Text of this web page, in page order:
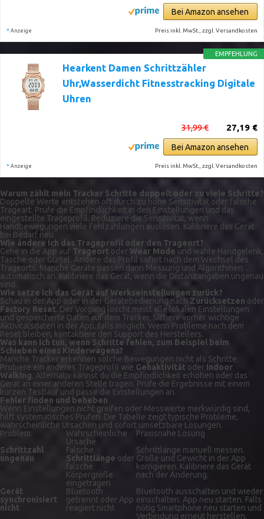
Bei Amazon ansehen
* Anzeige Preis inkl. MwSt., zzgl. Versandkosten
EMPFEHLUNG
Hearkent Damen Schrittzähler
Uhr,Wasserdicht Fitnesstracking Digitale
Uhren
27,19 €
31,99 €
Bei Amazon ansehen
* Anzeige Preis inkl. MwSt., zzgl. Versandkosten
Warum zählt mein Tracker Schritte doppelt oder zu viele Schritte?
Doppelte Werte entstehen oft durch zu hohe Sensitivität oder falsche
Trageart. Prüfe die Empfindlichkeit in den Einstellungen und das
eingestellte Trageprofil. Reduziere die Sensitivität, wenn
Handbewegungen viele Fehlzählungen auslösen. Kalibriere das Gerät
bei Bedarf neu.
Wie ändere ich das Trageprofil oder den Trageort?
Gehe in die App auf Trageort oder Wear Mode und wähle Handgelenk,
Tasche oder Gürtel. Ändere das Profil sofort nach dem Wechsel des
Trageorts. Manche Geräte passen dann Messung und Algorithmen
automatisch an. Kalibriere das Gerät, wenn die Distanzangaben ungenau
sind.
Wie setze ich das Gerät auf Werkseinstellungen zurück?
Schau in der App oder in der Gerätebedienung nach Zurücksetzen oder
Factory Reset. Der Vorgang löscht meist alle lokalen Einstellungen
und gespeicherte Daten auf dem Tracker. Sichere vorher wichtige
Aktivitätsdaten in der App, falls möglich. Wenn Probleme nach dem
Reset bleiben, kontaktiere den Support des Herstellers.
Was kann ich tun, wenn Schritte fehlen, zum Beispiel beim
Schieben eines Kinderwagens?
Manche Tracker erkennen solche Bewegungen nicht als Schritte.
Probiere ein anderes Trageprofil wie Gehaktivität oder Indoor
Walking. Alternativ kannst du die Empfindlichkeit erhöhen oder das
Gerät an einer anderen Stelle tragen. Prüfe die Ergebnisse mit einem
kurzen Testlauf und passe die Einstellungen an.
Fehler finden und beheben
Wenn Einstellungen nicht greifen oder Messwerte merkwürdig sind,
hilft systematisches Prüfen. Die Tabelle zeigt typische Probleme,
wahrscheinliche Ursachen und sofort umsetzbare Lösungen.
Problem
Wahrscheinliche
Ursache
Praxisnahe Lösung
Schrittzahl
ungenau
Falsche
Schrittlänge oder
falsche
Körpergröße
eingetragen
Schrittlänge manuell messen.
Größe und Gewicht in der App
korrigieren. Kalibriere das Gerät
nach der Änderung.
Gerät
synchronisiert
nicht
Bluetooth
getrennt oder App
reagiert nicht
Bluetooth ausschalten und wieder
einschalten. App neu starten. Falls
nötig Smartphone neu starten und
Verbindung erneut herstellen.